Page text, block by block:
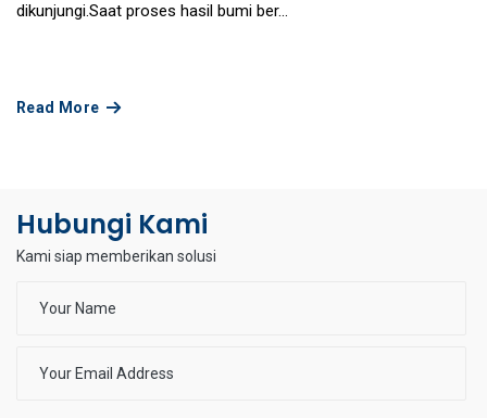
dikunjungi.Saat proses hasil bumi ber...
Read More
Hubungi Kami
Kami siap memberikan solusi